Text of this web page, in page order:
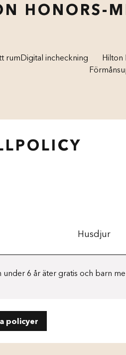
HONORS-
rumDigital incheckning
Hilton
Husdjur
6 år äter gratis och barn
policyer